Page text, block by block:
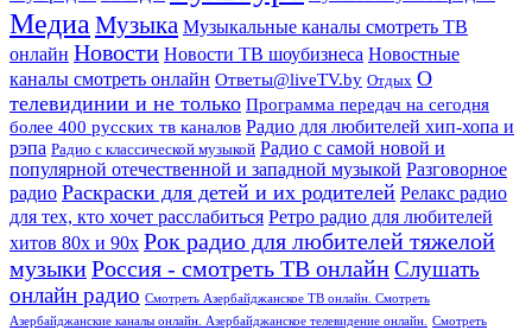
Медиа Музыка Музыкальные каналы смотреть ТВ
онлайн Новости Новости ТВ шоубизнеса Новостные
каналы смотреть онлайн Ответы@liveTV.by Отдых О
телевидинии и не только Программа передач на сегодня
более 400 русских тв каналов Радио для любителей хип-хопа и
рэпа Радио с классической музыкой Радио с самой новой и
популярной отечественной и западной музыкой Разговорное
радио Раскраски для детей и их родителей Релакс радио
для тех, кто хочет расслабиться Ретро радио для любителей
хитов 80х и 90х Рок радио для любителей тяжелой
музыкиРоссия - смотреть ТВ онлайнСлушать
онлайн радио Смотреть Азербайджанское ТВ онлайн. Смотреть
Азербайджанские каналы онлайн. Азербайджанское телевидение онлайн.
Смотреть